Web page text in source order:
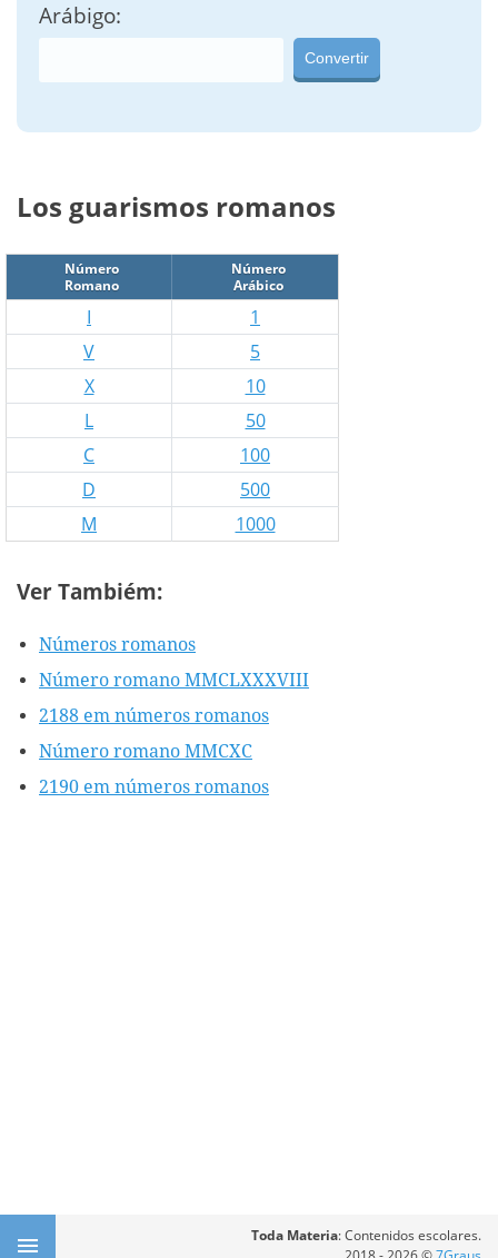
Arábigo:
Convertir
Los guarismos romanos
Número
Romano
Número
Arábico
I
1
V
5
X
10
L
50
C
100
D
500
M
1000
Ver Tambiém:
Números romanos
Número romano MMCLXXXVIII
2188 em números romanos
Número romano MMCXC
2190 em números romanos
Toda Materia: Contenidos escolares.